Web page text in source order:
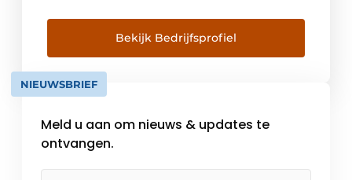
doordachte partnerships de hoofdrol. Wij
streven steeds naar een diepgaand
engagement tussen succesvolle
ondernemers in (totaal)interieurbouw, hun
klanten én onze leveranciers in
[…]
Bekijk Bedrijfsprofiel
NIEUWSBRIEF
Meld u aan om nieuws & updates te
ontvangen.